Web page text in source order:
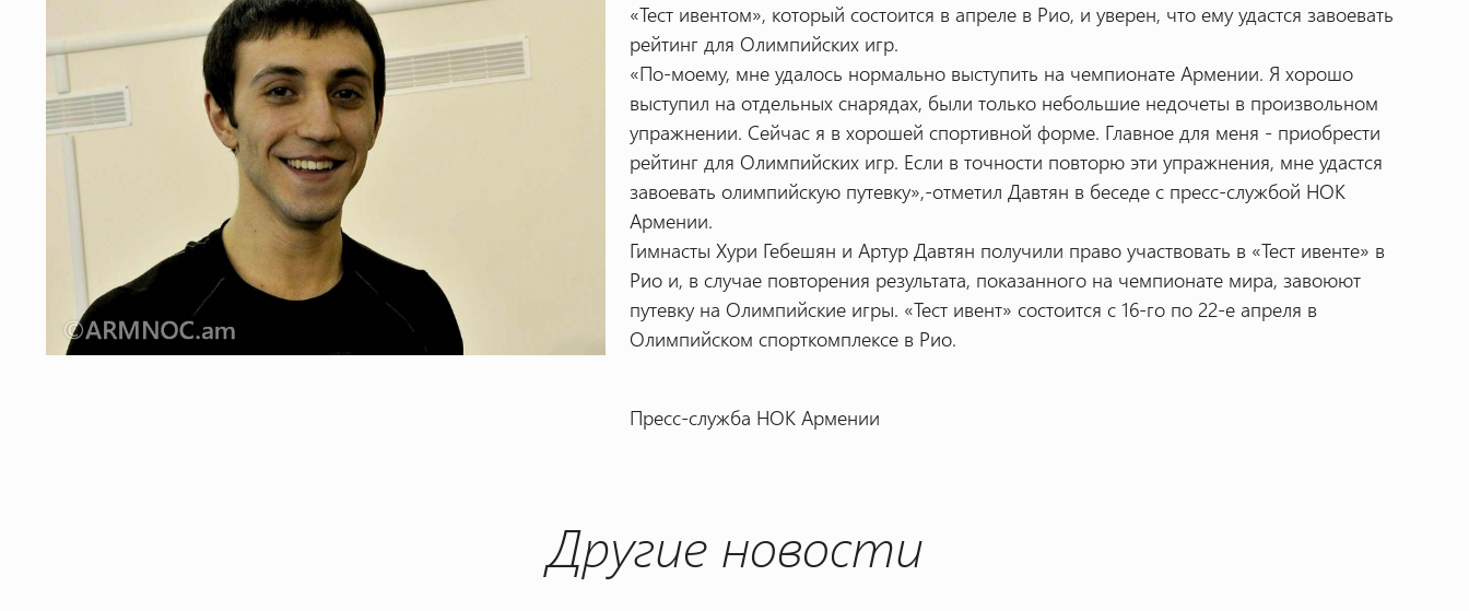
«Тест ивентом», который состоится в апреле в Рио, и уверен, что ему удастся завоевать
рейтинг для Олимпийских игр.
«По-моему, мне удалось нормально выступить на чемпионате Армении. Я хорошо
выступил на отдельных снарядах, были только небольшие недочеты в произвольном
упражнении. Сейчас я в хорошей спортивной форме. Главное для меня - приобрести
рейтинг для Олимпийских игр. Если в точности повторю эти упражнения, мне удастся
завоевать олимпийскую путевку»,-отметил Давтян в беседе с пресс-службой НОК
Армении.
Гимнасты Хури Гебешян и Артур Давтян получили право участвовать в «Тест ивенте» в
Рио и, в случае повторения результата, показанного на чемпионате мира, завоюют
путевку на Олимпийские игры. «Тест ивент» состоится с 16-го по 22-е апреля в
Олимпийском спорткомплексе в Рио.
Пресс-служба НОК Армении
Другие новости